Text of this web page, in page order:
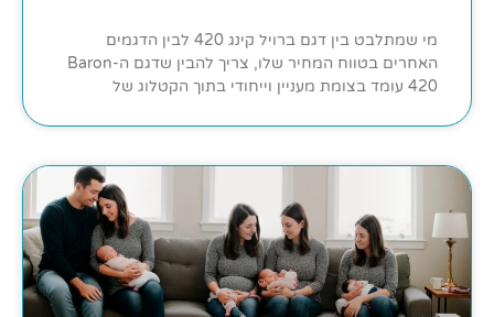
מי שמתלבט בין דגם ברויל קינג 420 לבין הדגמים
האחרים בטווח המחיר שלו, צריך להבין שדגם ה-Baron
420 עומד בצומת מעניין וייחודי בתוך הקטלוג של